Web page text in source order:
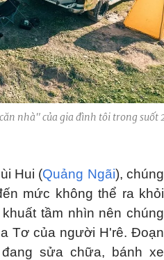
nhà" của gia đình tôi trong suốt
Hui (Quảng Ngãi), chúng
mức không thể ra khỏi
tầm nhìn nên chúng
Tơ của người H'rê. Đoạn
sửa chữa, bánh xe